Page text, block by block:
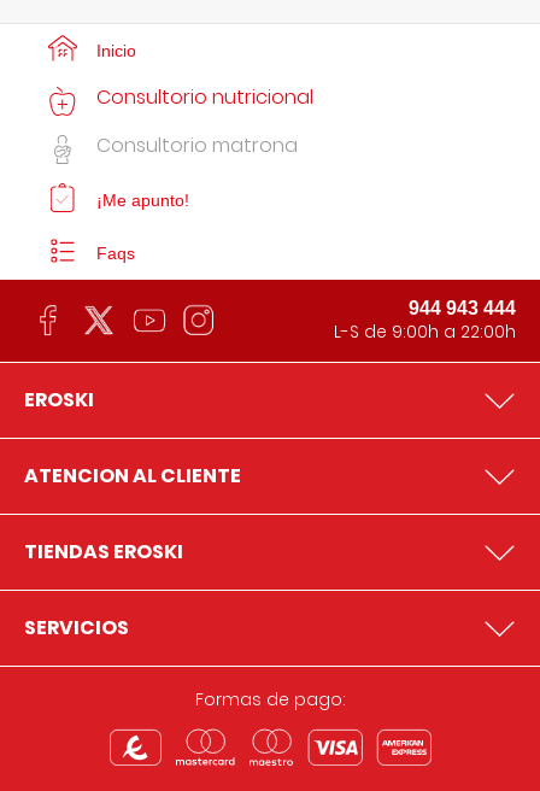
Inicio
Consultorio nutricional
Consultorio matrona
¡Me apunto!
Faqs
944 943 444
L-S de 9:00h a 22:00h
EROSKI
ATENCION AL CLIENTE
TIENDAS EROSKI
SERVICIOS
Formas de pago: